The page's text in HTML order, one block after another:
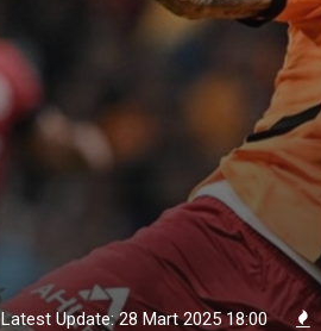
Latest Update: 28 Mart 2025 18:00